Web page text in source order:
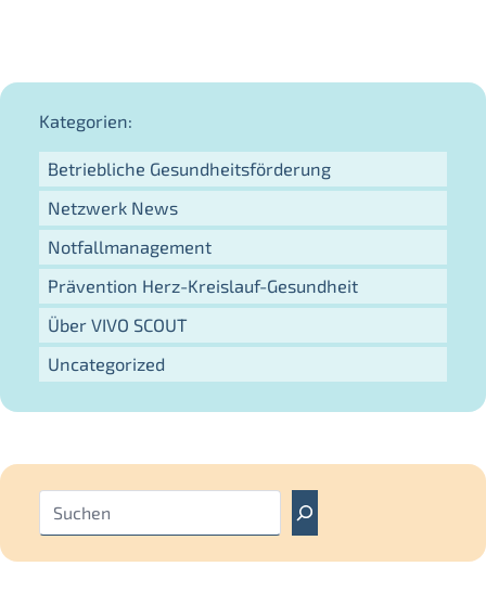
Kategorien:
Betriebliche Gesundheitsförderung
Netzwerk News
Notfallmanagement
Prävention Herz-Kreislauf-Gesundheit
Über VIVO SCOUT
Uncategorized